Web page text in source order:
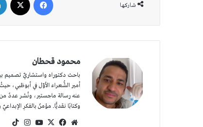
شاركها
محمود قحطان
باحث دكتوراه واستشاريّ تصميم
عنه رسالة ماجستير، ونُشر عددٌ
وكتابًا نقديًّا. مؤمنٌ بالفكرِ
موقع فيسبوك
‫X
‫YouTubeانستقرام